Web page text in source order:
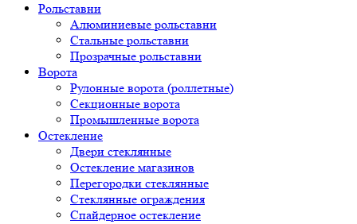
Рольставни
Алюминиевые рольставни
Стальные рольставни
Прозрачные рольставни
Ворота
Рулонные ворота (роллетные)
Секционные ворота
Промышленные ворота
Остекление
Двери стеклянные
Остекление магазинов
Перегородки стеклянные
Стеклянные ограждения
Спайдерное остекление